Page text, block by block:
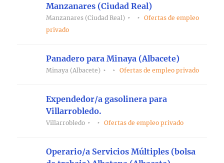
Manzanares (Ciudad Real)
Manzanares (Ciudad Real)
Ofertas de empleo
privado
Panadero para Minaya (Albacete)
Minaya (Albacete) Ofertas de empleo privado
Expendedor/a gasolinera para
Villarrobledo.
Villarrobledo Ofertas de empleo privado
Operario/a Servicios Múltiples (bolsa